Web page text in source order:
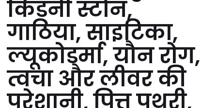
किडनी स्टोन,
गाठिया, साइटिका,
ल्यूकोडर्मा, यौन रोग,
त्वचा और लीवर की